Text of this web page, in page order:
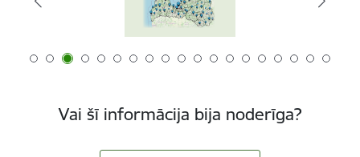
Vai šī informācija bija noderīga?